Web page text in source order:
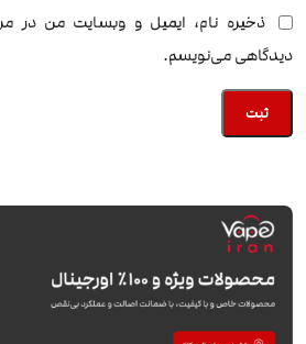
ذخیره نام، ایمیل و وبسایت من در
دیدگاهی می‌نویسم.